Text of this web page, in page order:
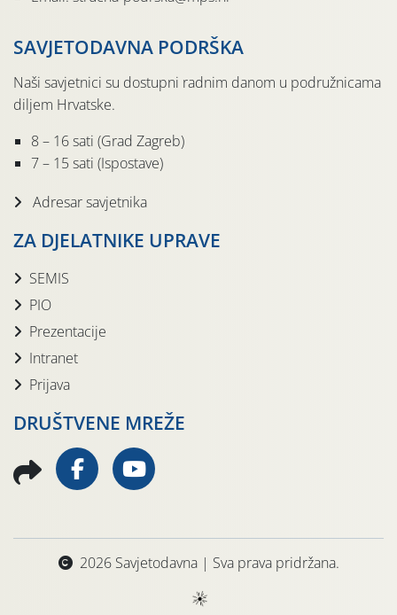
SAVJETODAVNA PODRŠKA
Naši savjetnici su dostupni radnim danom u podružnicama
diljem Hrvatske.
8 – 16 sati (Grad Zagreb)
7 – 15 sati (Ispostave)
Adresar savjetnika
ZA DJELATNIKE UPRAVE
SEMIS
PIO
Prezentacije
Intranet
Prijava
DRUŠTVENE MREŽE
2026 Savjetodavna | Sva prava pridržana.